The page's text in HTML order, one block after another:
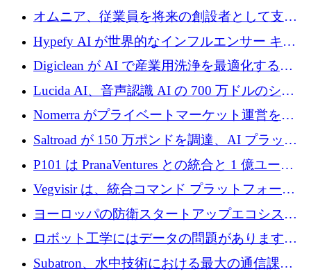
ルの資金を調達、ロンドン事務所を開設
オムニア、従業員を将来の創設者として支援
するために Firedrop でファンドを立ち上げる
Hypefy AI が世界的なインフルエンサー キャ
ンペーンを自動化するためにシリーズ A で
720 万ドルを調達
Digiclean が AI で産業用洗浄を最適化するた
めに 250 万ユーロを調達
Lucida AI、音声認識 AI の 700 万ドルのシー
ドラウンドを終了
Nomerra がプライベートマーケット運営を自
動化するために 200 万ドルを調達
Saltroad が 150 万ポンドを調達、AI プラット
フォーム Ogma を買収して子ども向け言語療
法を拡大
P101 は PranaVentures との統合と 1 億ユーロ
のファンドによりシード投資に拡大
Vegvisir は、統合コマンド プラットフォーム
を通じて関連する無人システムを接続するた
めの資金を調達します
ヨーロッパの防衛スタートアップエコシステ
ムとなったハッカソン
ロボット工学にはデータの問題があります。
Macrodata Labs はそれを解決したいと考えて
Subatron、水中技術における最大の通信課題